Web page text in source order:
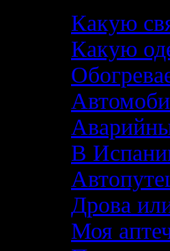
Какую
Какую
В
Дрова
Моя